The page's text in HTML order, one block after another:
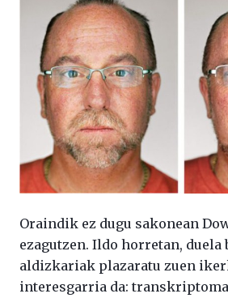
Oraindik ez dugu sakonean
ezagutzen. Ildo horretan, duela
aldizkariak plazaratu zuen
interesgarria da: